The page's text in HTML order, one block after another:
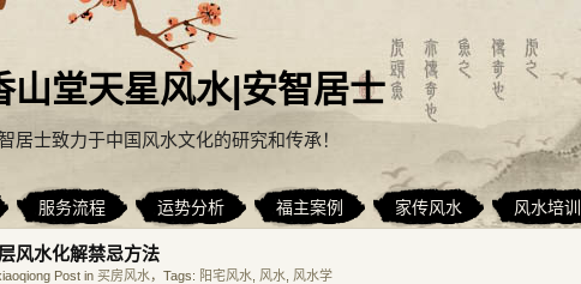
山堂天星风水|安智居士
居士致力于中国风水文化的研究和传承！
服务流程 运势分析 福主案例 家传风水 风水培训
风水化解禁忌方法
Post in 买房风水，Tags: 阳宅风水 风水 风水学